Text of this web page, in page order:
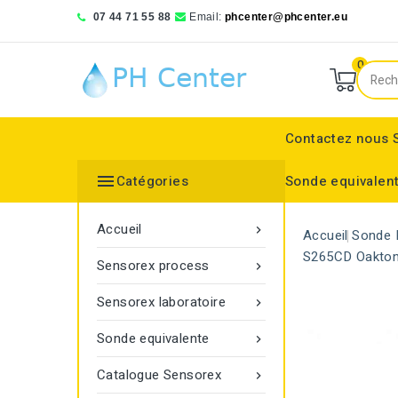
07 44 71 55 88 Email: phcenter@phcenter.eu
0
Contactez nous
Sonde
Catégories

Accueil

Sensorex process

Sensorex laboratoire

Sonde equivalente

Catalogue Sensorex
Accueil Sonde
S265CD